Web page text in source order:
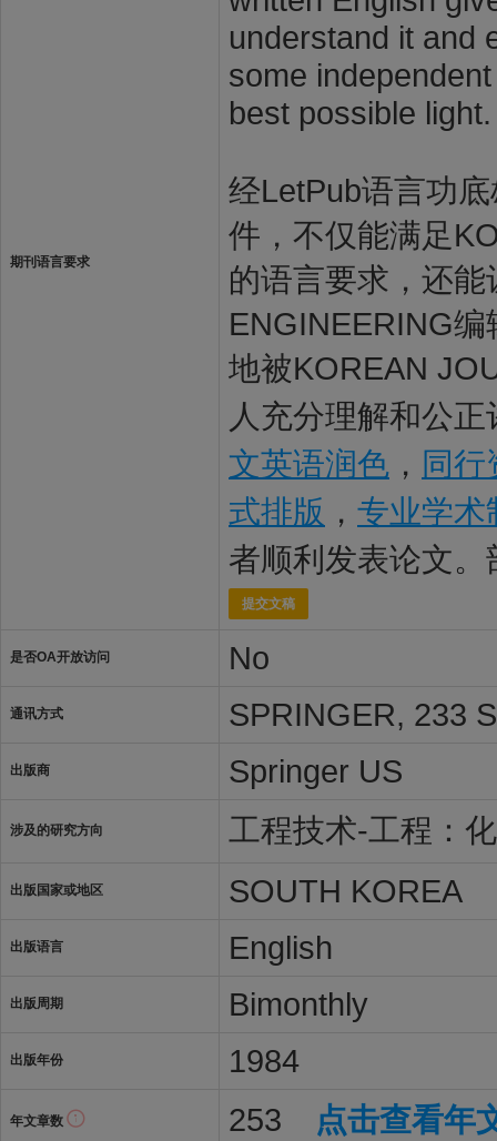
期刊语言要求
understand it and
some
best possible light.
经LetPub语言功
件，不仅能满足
的语言要求，还
ENGINEERING
地被KOREAN
人充分理解和公
文英语润色 ， 同行
式排版 ， 专业学术
者顺利发表论文
提交文稿
是否OA开放访问 No
通讯方式 SPRINGER, 233
出版商 Springer US
涉及的研究方向 工程技术-工程：
出版国家或地区 SOUTH KOREA
出版语言 English
出版周期 Bimonthly
出版年份 1984
年文章数 253 点击查看年